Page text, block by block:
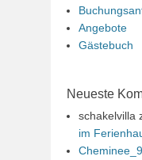
Angebote
Gästebuch
Neueste
schakelvilla
im